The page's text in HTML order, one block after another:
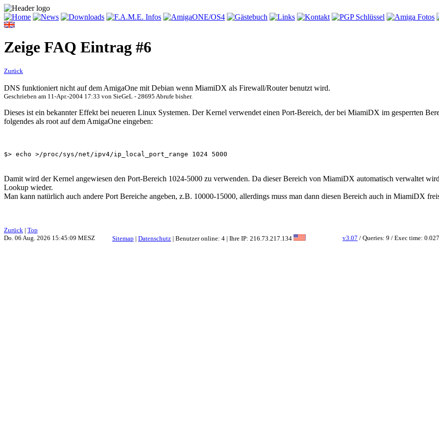
Zeige FAQ Eintrag #6
Zurück
DNS funktioniert nicht auf dem AmigaOne mit Debian wenn MiamiDX als Firewall/Router benutzt wird.
Geschrieben am 11-Apr.-2004 17:33 von SieGeL - 28695 Abrufe bisher.
Dieses ist ein bekannter Effekt bei neueren Linux Systemen. Der Kernel verwendet einen Port-Bereich, der bei MiamiDX im gesperrten
folgendes als root auf dem AmigaOne eingeben:
$> echo >/proc/sys/net/ipv4/ip_local_port_range 1024 5000
Damit wird der Kernel angewiesen den Port-Bereich 1024-5000 zu verwenden. Da dieser Bereich von MiamiDX automatisch verwaltet
Lookup wieder.
Man kann natürlich auch andere Port Bereiche angeben, z.B. 10000-15000, allerdings muss man dann diesen Bereich auch in MiamiDX
Zurück | Top
Do. 06 Aug. 2026 15:45:09 MESZ
Sitemap | Datenschutz | Benutzer online: 4 | Ihre IP: 216.73.217.134 v3.07 / Queries: 9 / Exec time: